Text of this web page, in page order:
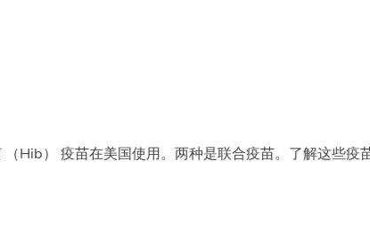
Hib） 疫苗在美国使用。两种是联合疫苗。了解这些疫